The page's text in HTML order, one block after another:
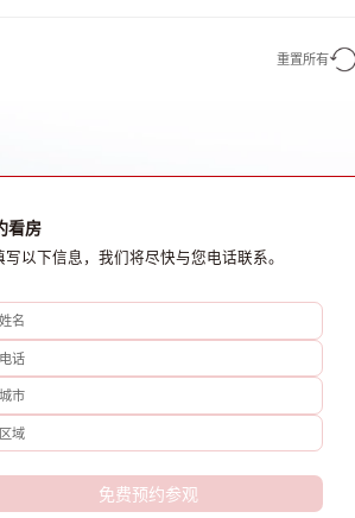
重置所有
看房
写以下信息，我们将尽快与您电话联系。
姓名
电话
城市
区域
免费预约参观